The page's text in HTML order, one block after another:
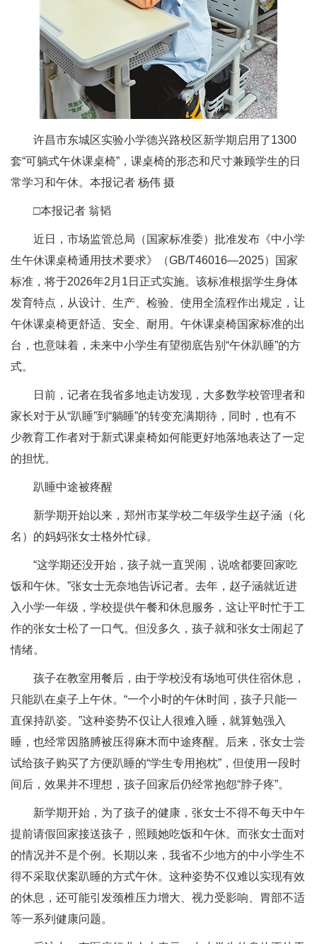
许昌市东城区实验小学德兴路校区新学期启用了1300
套“可躺式午休课桌椅”，课桌椅的形态和尺寸兼顾学生的日
常学习和午休。本报记者 杨伟 摄
□本报记者 翁韬
近日，市场监管总局（国家标准委）批准发布《中小学
生午休课桌椅通用技术要求》（GB/T46016—2025）国家
标准，将于2026年2月1日正式实施。该标准根据学生身体
发育特点，从设计、生产、检验、使用全流程作出规定，让
午休课桌椅更舒适、安全、耐用。午休课桌椅国家标准的出
台，也意味着，未来中小学生有望彻底告别“午休趴睡”的方
式。
日前，记者在我省多地走访发现，大多数学校管理者和
家长对于从“趴睡”到“躺睡”的转变充满期待，同时，也有不
少教育工作者对于新式课桌椅如何能更好地落地表达了一定
的担忧。
趴睡中途被疼醒
新学期开始以来，郑州市某学校二年级学生赵子涵（化
名）的妈妈张女士格外忙碌。
“这学期还没开始，孩子就一直哭闹，说啥都要回家吃
饭和午休。”张女士无奈地告诉记者。去年，赵子涵就近进
入小学一年级，学校提供午餐和休息服务，这让平时忙于工
作的张女士松了一口气。但没多久，孩子就和张女士闹起了
情绪。
孩子在教室用餐后，由于学校没有场地可供住宿休息，
只能趴在桌子上午休。“一个小时的午休时间，孩子只能一
直保持趴姿。”这种姿势不仅让人很难入睡，就算勉强入
睡，也经常因胳膊被压得麻木而中途疼醒。后来，张女士尝
试给孩子购买了方便趴睡的“学生专用抱枕”，但使用一段时
间后，效果并不理想，孩子回家后仍经常抱怨“脖子疼”。
新学期开始，为了孩子的健康，张女士不得不每天中午
提前请假回家接送孩子，照顾她吃饭和午休。而张女士面对
的情况并不是个例。长期以来，我省不少地方的中小学生不
得不采取伏案趴睡的方式午休。这种姿势不仅难以实现有效
的休息，还可能引发颈椎压力增大、视力受影响、胃部不适
等一系列健康问题。